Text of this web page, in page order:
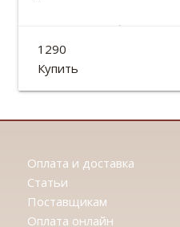
Поднос большой
Размер: 39*26см
1290
Купить
Оплата и доставка
Статьи
Поставщикам
Оплата онлайн